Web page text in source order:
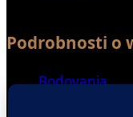
Podrobnosti o
Bodovania